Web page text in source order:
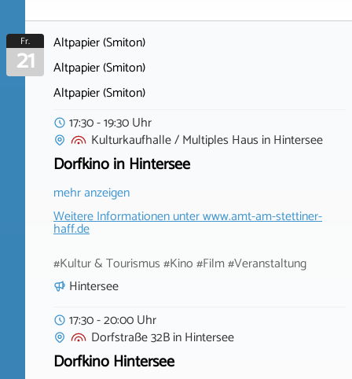
Fr.
21
Altpapier (Smiton)
Altpapier (Smiton)
Altpapier (Smiton)
17:30 - 19:30 Uhr
Kulturkaufhalle / Multiples Haus inHintersee
Dorfkino in Hintersee
mehr anzeigen
Weitere Informationen unterwww.amt-am-stettiner-
haff.de
#Kultur & Tourismus #Kino #Film #Veranstaltung
Hintersee
17:30 - 20:00 Uhr
Dorfstraße 32BinHintersee
Dorfkino Hintersee